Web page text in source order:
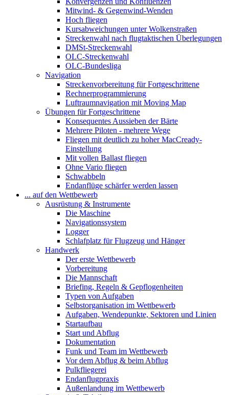
Mitwind- & Gegenwind-Wenden
Hoch fliegen
Kursabweichungen unter Wolkenstraßen
Streckenwahl nach flugtaktischen Überlegungen
DMSt-Streckenwahl
OLC-Streckenwahl
OLC-Bundesliga
Navigation
Streckenvorbereitung für Fortgeschrittene
Rechnerprogrammierung
Luftraumnavigation mit Moving Map
Übungen für Fortgeschrittene
Konsequentes Aussieben der Bärte
Mehrere Piloten - mehrere Wege
Fliegen mit deutlich zu hoher MacCready-
Einstellung
Mit vollen Ballast fliegen
Ohne Vario fliegen
Schwabbeln
Endanflüge schärfer werden lassen
... auf den Wettbewerb
Ausrüstung & Instrumente
Die Maschine
Navigationssystem
Logger
Schlafplatz für Flugzeug und Hänger
Handwerk
Der erste Wettbewerb
Vorbereitung
Die Mannschaft
Briefing, Regeln & Gepflogenheiten
Typen von Aufgaben
Selbstorganisation im Wettbewerb
Aufgaben, Wendepunkte, Sektoren und Linien
Startaufbau
Start und Abflug
Dokumentation
Funk und Team im Wettbewerb
Vor dem Abflug & beim Abflug
Pulkfliegerei
Endanflugpraxis
Außenlandung im Wettbewerb